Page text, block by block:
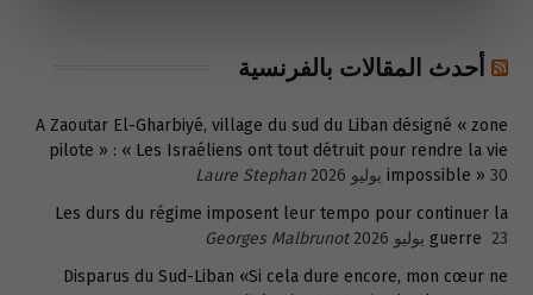
أحدث المقالات بالفرنسية
A Zaoutar El-Gharbiyé, village du sud du Liban désigné « zone
pilote » : « Les Israéliens ont tout détruit pour rendre la vie
impossible » 30 يوليو 2026
Laure Stephan
Les durs du régime imposent leur tempo pour continuer la
guerre 23 يوليو 2026
Georges Malbrunot
Disparus du Sud-Liban «Si cela dure encore, mon cœur ne